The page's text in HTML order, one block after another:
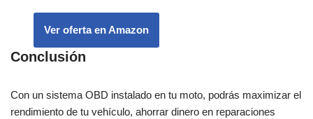
Ver oferta en Amazon
Conclusión
Con un sistema OBD instalado en tu moto, podrás maximizar el
rendimiento de tu vehículo, ahorrar dinero en reparaciones